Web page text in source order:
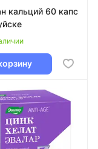
кальций 60 капс